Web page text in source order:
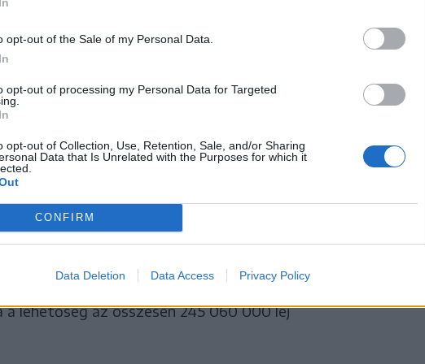
opt-out of the Sale of my Personal Data.
opt-out of processing my Personal Data for Targeted
opt-out of Collection, Use, Retention, Sale, and/or Sharing
Data that Is Unrelated with the Purposes for which it
CONFIRM
Data Deletion Data Access Privacy Policy
május 24-én „állnak
a Fehér, Brassó, Kovászna,
Szeben megyét felölelő
lakosai.
a lehetőség az összesen 245 060 000 lej